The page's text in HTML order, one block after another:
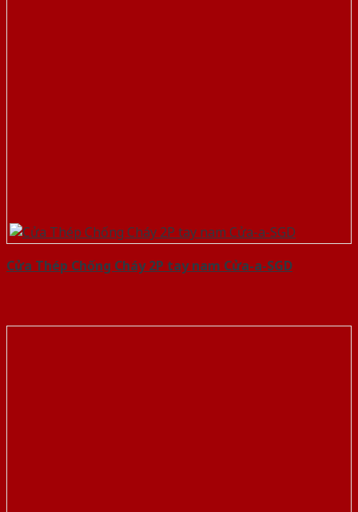
Cửa Thép Chống Cháy 2P tay nam Cửa-a-SGD